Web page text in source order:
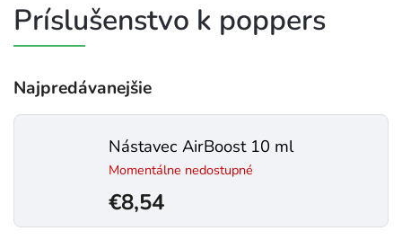
Príslušenstvo k poppers
Najpredávanejšie
Nástavec AirBoost 10 ml
Momentálne nedostupné
€8,54